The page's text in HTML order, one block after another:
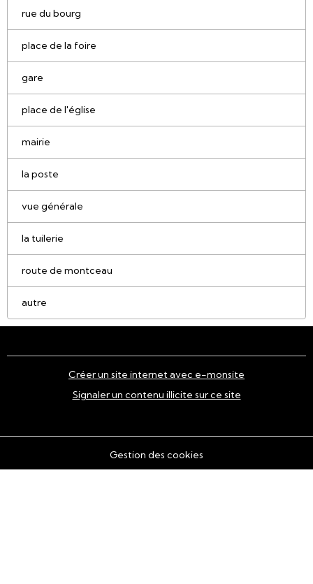
rue du bourg
place de la foire
gare
place de l'église
mairie
la poste
vue générale
la tuilerie
route de montceau
autre
Créer un site internet avec e-monsite
Signaler un contenu illicite sur ce site
Gestion des cookies